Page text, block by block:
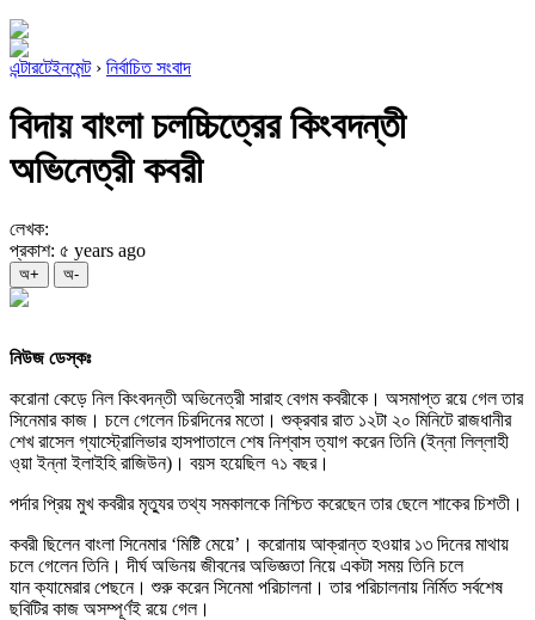
এন্টারটেইনমেন্ট› নির্বাচিত সংবাদ
বিদায় বাংলা চলচ্চিত্রের কিংবদন্তী
অভিনেত্রী কবরী
লেখক:
প্রকাশ: ৫ years ago
অ+ অ-
নিউজ ডেস্কঃ
করোনা কেড়ে নিল কিংবদন্তী অভিনেত্রী সারাহ বেগম কবরীকে। অসমাপ্ত রয়ে গেল তার
সিনেমার কাজ। চলে গেলেন চিরদিনের মতো। শুক্রবার রাত ১২টা ২০ মিনিটে রাজধানীর
শেখ রাসেল গ্যাস্ট্রোলিভার হাসপাতালে শেষ নিশ্বাস ত্যাগ করেন তিনি (ইন্না লিল্লাহী
ও্য়া ইন্না ইলাইহি রাজিউন)। বয়স হয়েছিল ৭১ বছর।
পর্দার প্রিয় মুখ কবরীর মৃত্যুর তথ্য সমকালকে নিশ্চিত করেছেন তার ছেলে শাকের চিশতী।
কবরী ছিলেন বাংলা সিনেমার ‘মিষ্টি মেয়ে’। করোনায় আক্রান্ত হওয়ার ১৩ দিনের মাথায়
চলে গেলেন তিনি। দীর্ঘ অভিনয় জীবনের অভিজ্ঞতা নিয়ে একটা সময় তিনি চলে
যান ক্যামেরার পেছনে। শুরু করেন সিনেমা পরিচালনা। তার পরিচালনায় নির্মিত সর্বশেষ
ছবিটির কাজ অসম্পূর্ণই রয়ে গেল।